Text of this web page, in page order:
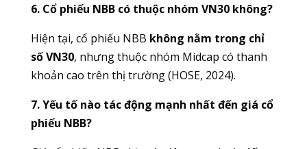
6. Cổ phiếu NBB có thuộc nhóm VN30 không?
Hiện tại, cổ phiếu NBB không nằm trong chỉ
số VN30, nhưng thuộc nhóm Midcap có thanh
khoản cao trên thị trường (HOSE, 2024).
7. Yếu tố nào tác động mạnh nhất đến giá cổ
phiếu NBB?